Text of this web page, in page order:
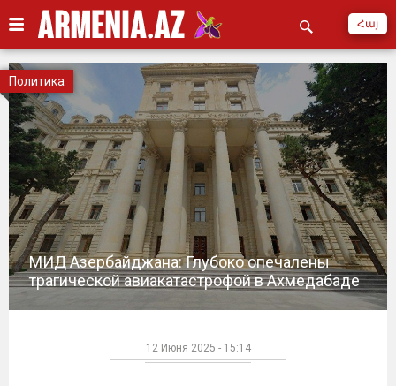
Հայ
МИД Азербайджана: Глубоко опечалены
трагической авиакатастрофой в Ахмедабаде
Политика
12 Июня 2025 - 15:14